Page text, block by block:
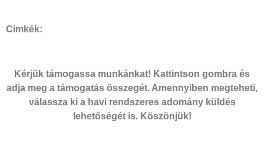
Cimkék:
Kérjük támogassa munkánkat! Kattintson gombra és
adja meg a támogatás összegét. Amennyiben megteheti,
válassza ki a havi rendszeres adomány küldés
lehetőségét is. Köszönjük!